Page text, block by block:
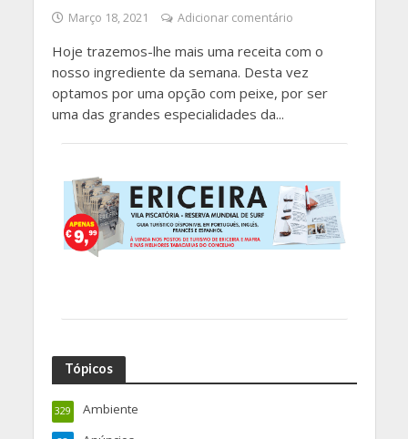
Março 18, 2021 Adicionar comentário
Hoje trazemos-lhe mais uma receita com o
nosso ingrediente da semana. Desta vez
optamos por uma opção com peixe, por ser
uma das grandes especialidades da...
Tópicos
Ambiente
329